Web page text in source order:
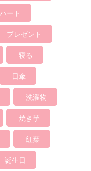
ハート
プレゼント
寝る
日傘
洗濯物
焼き芋
紅葉
誕生日